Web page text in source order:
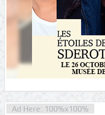
Ad Here: 100%x100%